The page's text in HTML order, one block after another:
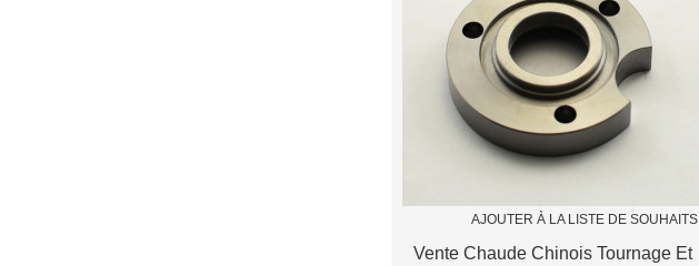
AJOUTER À LA LISTE DE SOUHAITS
Vente Chaude Chinois Tournage Et